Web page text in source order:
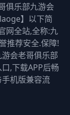
俱乐部九游会
】以下简
网全站,全称:九
推荐安全.保障!
会老哥俱乐部
,下载APP后畅
机版兼容流